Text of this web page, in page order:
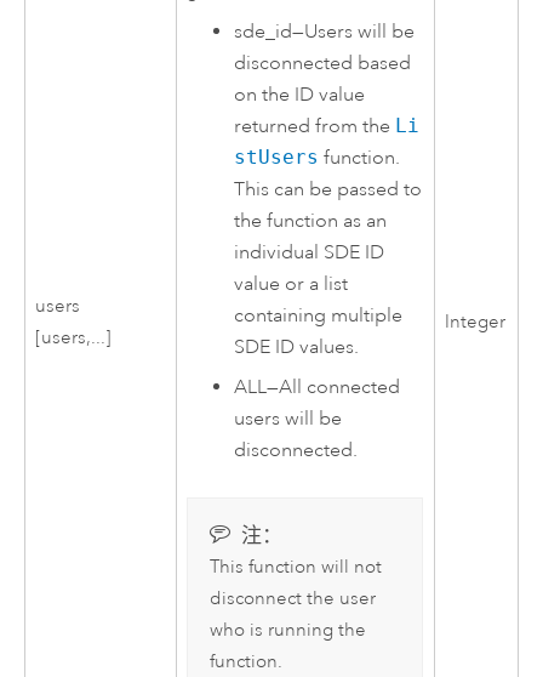
users
[users,...]
sde_id—Users will be
disconnected based
on the ID value
returned from the Li
stUsers function.
This can be passed to
the function as an
individual SDE ID
value or a list
containing multiple
SDE ID values.
ALL—All connected
users will be
disconnected.
注：
This function will not
disconnect the user
who is running the
function.
Integer